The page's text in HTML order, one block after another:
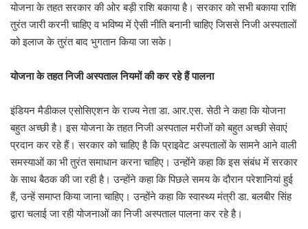
योजना के तहत सरकार की ओर बड़ी राशि बकाया है। सरकार को सभी बकाया राशि
तुरंत जारी करनी चाहिए व भविष्य में ऐसी नीति बनानी चाहिए जिससे निजी अस्पतालों
को इलाज के तुरंत बाद भुगतान किया जा सके।
योजना के तहत निजी अस्पताल नियमों की कर रहे हैं पालना
इंडियन मैडीकल एसोसिएशन के राज्य नेता डा. आर.एस. सेठी ने कहा कि योजना
बहुत अच्छी है। इस योजना के तहत निजी अस्पताल मरीजों को बहुत अच्छी सेवाएं
प्रदान कर रहे हैं। सरकार को चाहिए है कि प्राइवेट अस्पतालों के सामने आने वाली
समस्याओं का भी तुरंत समाधान करना चाहिए। उन्होंने कहा कि इस संबंध में सरकार
के साथ बैठक की जा रही है। उन्होंने कहा कि पिछले समय के दौरान परेशानियां हुई
हैं, उन्हें समाप्त किया जाना चाहिए। उन्होंने कहा कि स्वास्थ्य मंत्री डा. बलबीर सिंह
द्वारा चलाई जा रही योजनाओं का निजी अस्पताल पालना कर रहे है।